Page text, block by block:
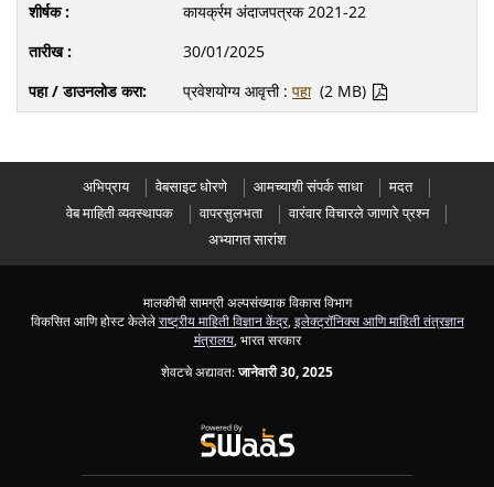
कायर्क्रम अंदाजपत्रक 2021-22
30/01/2025
प्रवेशयोग्य आवृत्ती : पहा (2 MB)
अभिप्राय वेबसाइट धोरणे आमच्याशी संपर्क साधा
मदत
वेब माहिती व्यवस्थापक
वापरसुलभता
वारंवार विचारले जाणारे प्रश्न
अभ्यागत सारांश
मालकीची सामग्री अल्पसंख्याक विकास विभाग
विकसित आणि होस्ट केलेलेराष्ट्रीय माहिती विज्ञान केंद्र, इलेक्ट्रॉनिक्स आणि माहिती तंत्रज्ञान
मंत्रालय, भारत सरकार
शेवटचे अद्यावत:जानेवारी 30, 2025